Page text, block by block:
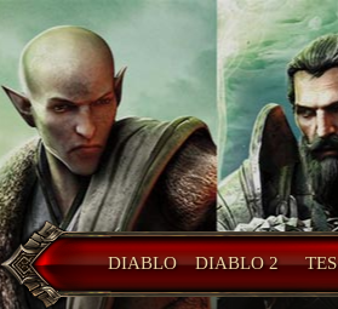
DIABLO DIABLO 2